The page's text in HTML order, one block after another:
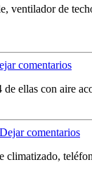
ventilador de
ellas con aire
climatizado,